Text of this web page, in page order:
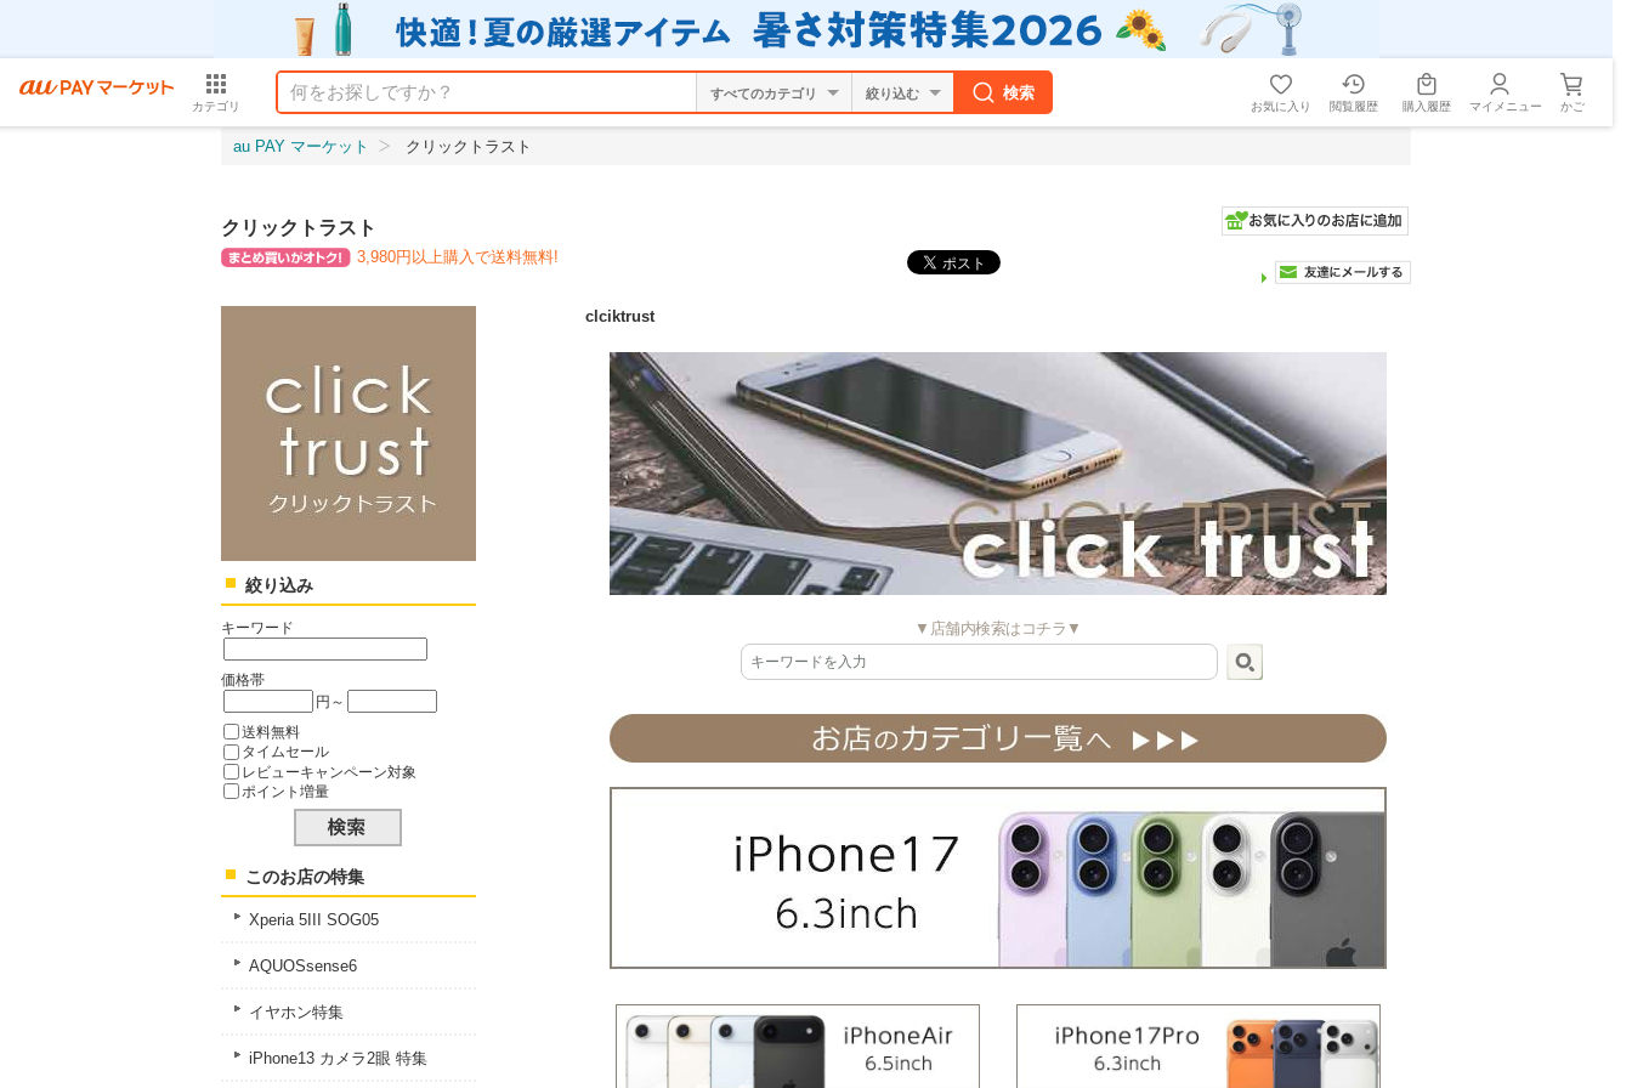
カテゴリ
絞り込む 検索
お気に入り 閲覧履歴 購入履歴 マイメニュー かご
au PAY マーケット クリックトラスト
クリックトラスト
3,980円以上購入で送料無料!
clciktrust
▼店舗内検索はコチラ▼
絞り込み
キーワード
価格帯
円～
送料無料
タイムセール
レビューキャンペーン対象
ポイント増量
このお店の特集
Xperia 5III SOG05
AQUOSsense6
イヤホン特集
iPhone13 カメラ2眼 特集